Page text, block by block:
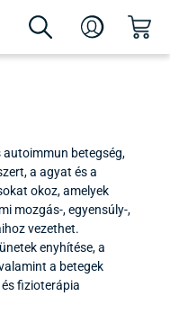
autoimmun betegség,
a agyat és a
okoz, amelyek
mozgás-, egyensúly-,
vezethet.
enyhítése, a
a betegek
fizioterápia